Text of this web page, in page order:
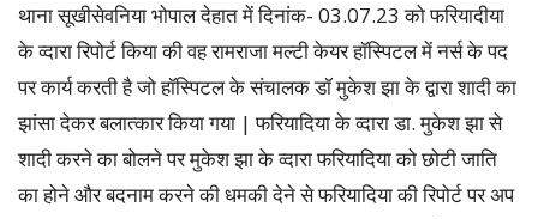
थाना सूखीसेवनिया भोपाल देहात में दिनांक- 03.07.23 को फरियादीया
के व्दारा रिपोर्ट किया की वह रामराजा मल्टी केयर हॉस्पिटल में नर्स के पद
पर कार्य करती है जो हॉस्पिटल के संचालक डॉ मुकेश झा के द्वारा शादी का
झांसा देकर बलात्कार किया गया | फरियादिया के व्दारा डा. मुकेश झा से
शादी करने का बोलने पर मुकेश झा के व्दारा फरियादिया को छोटी जाति
का होने और बदनाम करने की धमकी देने से फरियादिया की रिपोर्ट पर अप